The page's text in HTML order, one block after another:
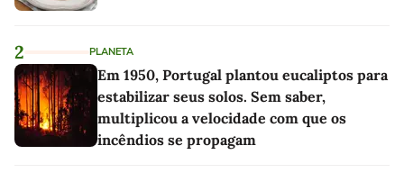
2 PLANETA
Em 1950, Portugal plantou eucaliptos para
estabilizar seus solos. Sem saber,
multiplicou a velocidade com que os
incêndios se propagam